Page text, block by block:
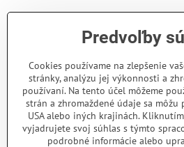
Predvoľby
Cookies používame na zlepšenie
stránky, analýzu jej výkonnosti a
používaní. Na tento účel môžeme
strán a zhromaždené údaje sa môžu
USA alebo iných krajinách.
vyjadrujete svoj súhlas s týmto
podrobné informácie alebo